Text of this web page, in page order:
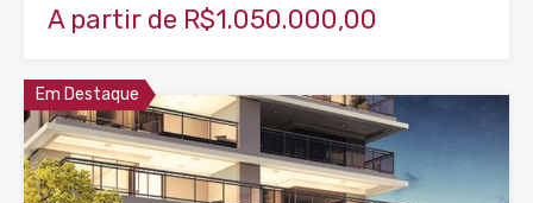
A partir de R$1.050.000,00
Em Destaque